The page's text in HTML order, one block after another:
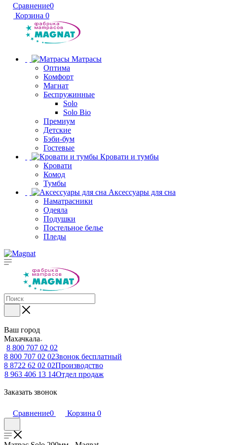
Сравнение0
Корзина 0
Матрасы
Оптима
Комфорт
Магнат
Беспружинные
Solo
Solo Bio
Премиум
Детские
Бэби-бум
Гостевые
Кровати и тумбы
Кровати
Комод
Тумбы
Аксессуары для сна
Наматрасники
Одеяла
Подушки
Постельное белье
Пледы
Ваш город
Махачкала
8 800 707 02 02
8 800 707 02 02Звонок бесплатный
8 8722 62 02 02Производство
8 963 406 13 14Отдел продаж
Заказать звонок
Сравнение0 Корзина 0